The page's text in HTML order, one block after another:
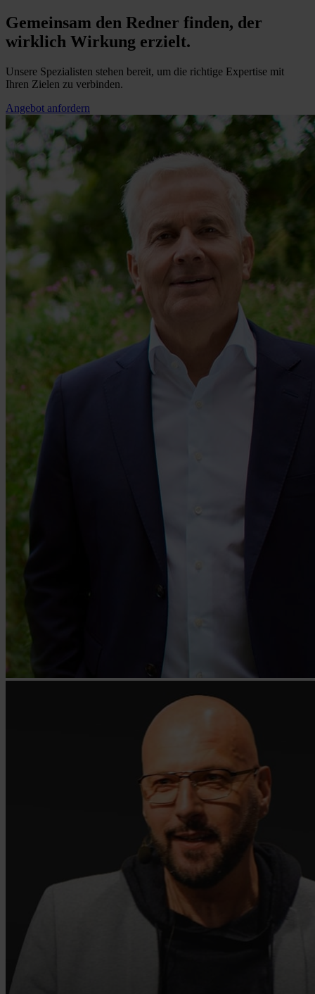
Gemeinsam den Redner finden, der
wirklich Wirkung erzielt.
Unsere Spezialisten stehen bereit, um die richtige Expertise mit
Ihren Zielen zu verbinden.
Angebot anfordern